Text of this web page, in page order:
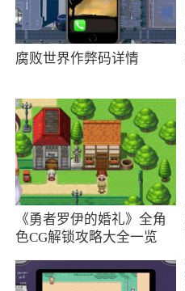
腐败世界作弊码详情
《勇者罗伊的婚礼》全角
色CG解锁攻略大全一览